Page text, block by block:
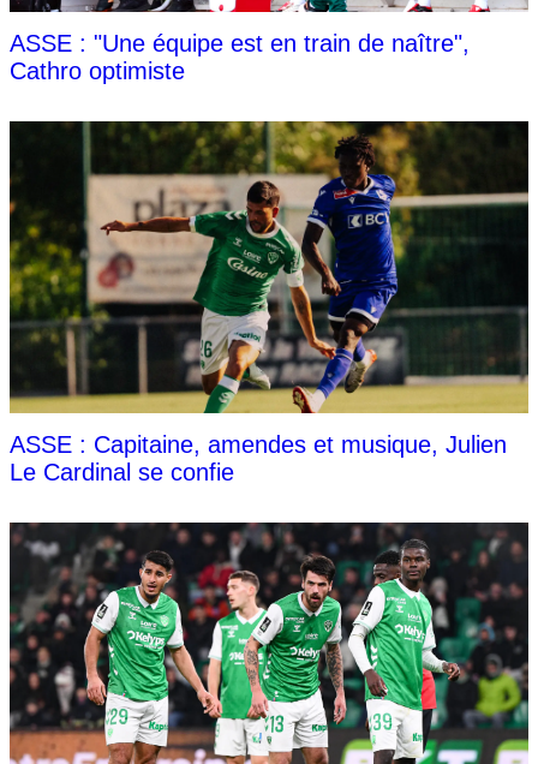
ASSE : "Une équipe est en train de naître",
Cathro optimiste
ASSE : Capitaine, amendes et musique, Julien
Le Cardinal se confie